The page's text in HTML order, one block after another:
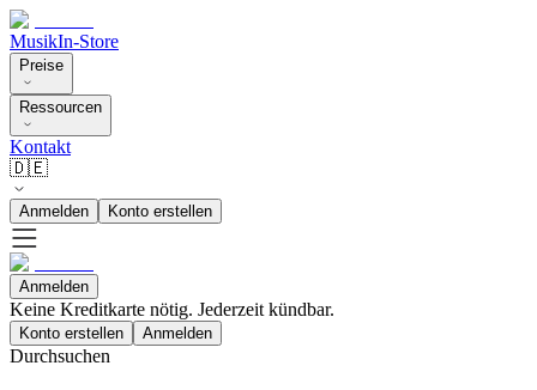
MusikIn-Store
Preise
Ressourcen
Kontakt
🇩🇪
Anmelden Konto erstellen
Anmelden
Keine Kreditkarte nötig. Jederzeit kündbar.
Konto erstellen Anmelden
Durchsuchen